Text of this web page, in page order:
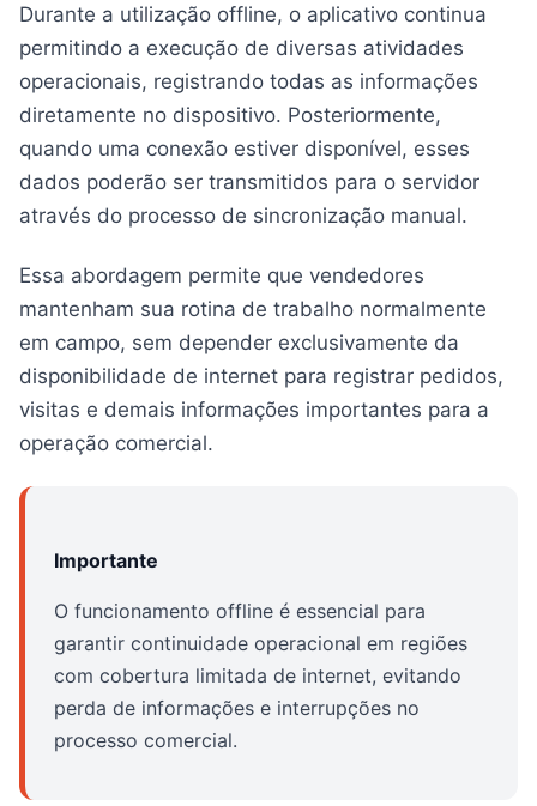
Durante a utilização offline, o aplicativo continua
permitindo a execução de diversas atividades
operacionais, registrando todas as informações
diretamente no dispositivo. Posteriormente,
quando uma conexão estiver disponível, esses
dados poderão ser transmitidos para o servidor
através do processo de sincronização manual.
Essa abordagem permite que vendedores
mantenham sua rotina de trabalho normalmente
em campo, sem depender exclusivamente da
disponibilidade de internet para registrar pedidos,
visitas e demais informações importantes para a
operação comercial.
Importante
O funcionamento offline é essencial para
garantir continuidade operacional em regiões
com cobertura limitada de internet, evitando
perda de informações e interrupções no
processo comercial.